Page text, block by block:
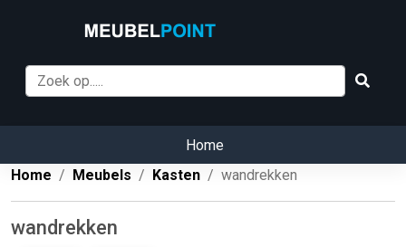
Home
Home
Meubels Kasten wandrekken
wandrekken